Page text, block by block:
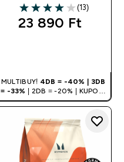
4 out of 5 stars
(13)
23 890 Ft‎
MULTIBUY! 4DB = -40% | 3DB
= -33% | 2DB = -20% | KUPON:
DEALHU